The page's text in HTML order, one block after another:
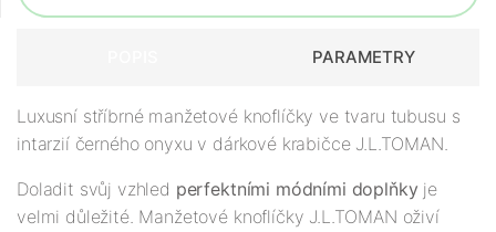
PARAMETRY
Luxusní stříbrné manžetové knoflíčky ve tvaru tubusu s
intarzií černého onyxu v dárkové krabičce J.L.TOMAN.
Doladit svůj vzhled perfektními módními doplňkyje
velmi důležité. Manžetové knoflíčky J.L.TOMAN oživí